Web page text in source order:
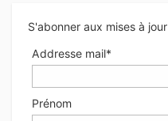
S'abonner aux mises à jour
Addresse mail*
Prénom